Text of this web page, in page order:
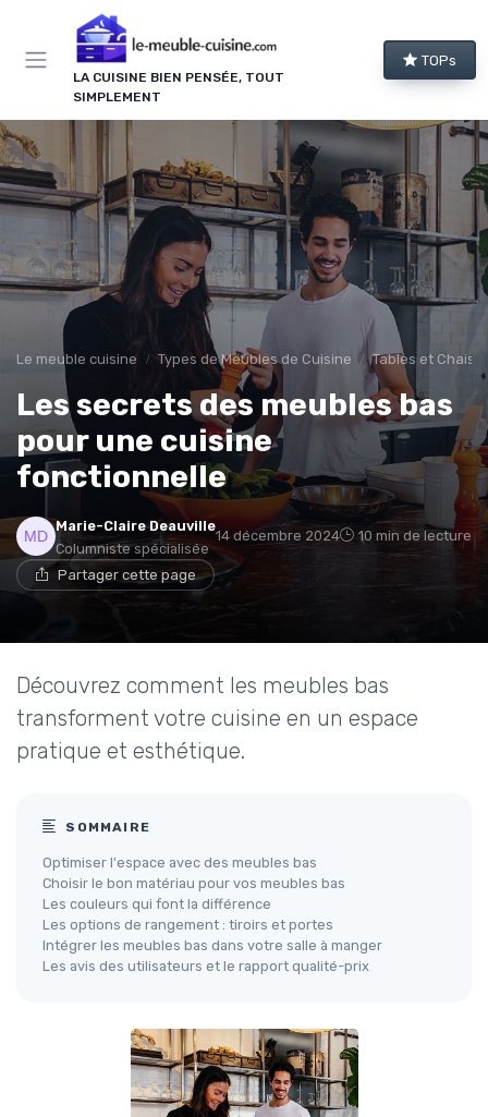
LA CUISINE BIEN PENSÉE, TOUT
SIMPLEMENT
TOPs
Le meuble cuisine Types de Meubles de Cuisine Tables et
Les secrets des meubles bas
pour une cuisine
fonctionnelle
Marie-Claire Deauville
Columniste spécialisée
14 décembre 2024 10 min de lecture
Partager cette page
Découvrez comment les meubles bas
transforment votre cuisine en un espace
pratique et esthétique.
SOMMAIRE
Optimiser l'espace avec des meubles bas
Choisir le bon matériau pour vos meubles bas
Les couleurs qui font la différence
Les options de rangement : tiroirs et portes
Intégrer les meubles bas dans votre salle à manger
Les avis des utilisateurs et le rapport qualité-prix
Panneau de gestion des cookies